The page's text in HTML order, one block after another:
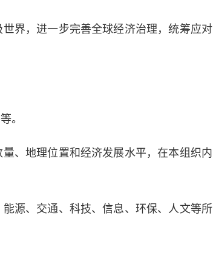
界，进一步完善全球经济治理，统筹应对
。
、地理位置和经济发展水平，在本组织内
源、交通、科技、信息、环保、人文等所